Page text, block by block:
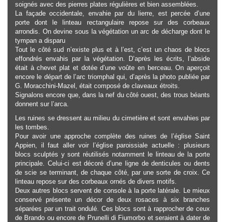
soignés avec des pierres plates régulières et bien assemblées.
La façade occidentale, envahie par du lierre, est percée d’une
porte dont le linteau rectangulaire repose sur des corbeaux
arrondis. On devine sous la végétation un arc de décharge dont le
tympan a disparu
Tout le côté sud n’existe plus et à l’est, c’est un chaos de blocs
effondrés envahis par la végétation. D’après les écrits, l’abside
était à chevet plat et dotée d’une voûte en berceau. On aperçoit
encore le départ de l’arc triomphal qui, d’après la photo publiée par
G. Moracchini-Mazel, était composé de claveaux étroits.
Signalons encore que, dans la nef du côté ouest, des trous béants
donnent sur l’arca.
Les ruines se dressent au milieu du cimetière et sont envahies par
les tombes.
Pour avoir une approche complète des ruines de l’église Saint
Appien, il faut aller voir l’église paroissiale actuelle : plusieurs
blocs sculptés y sont réutilisés notamment le linteau de la porte
principale. Celui-ci est décoré d’une ligne de denticules ou dents
de scie se terminant, de chaque côté, par une sorte de croix. Ce
linteau repose sur des corbeaux ornés de divers motifs.
Deux autres blocs servent de console à la porte latérale. Le mieux
conservé présente un décor de deux rosaces à six branches
séparées par un trait ondulé. Ces blocs sont à rapprocher de ceux
de Brando ou encore de Prunelli di Fiumorbo et seraient à dater de